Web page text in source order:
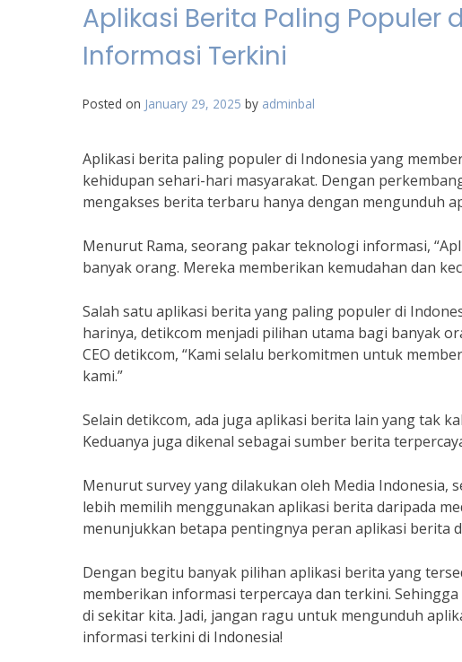
Aplikasi Berita Paling
Informasi Terkini
Posted on January 29, 2025 by adminbal
Aplikasi berita paling populer di Indonesia yang
kehidupan sehari-hari masyarakat. Dengan
mengakses berita terbaru hanya dengan mengunduh
Menurut Rama, seorang pakar teknologi informasi,
banyak orang. Mereka memberikan kemudahan dan
Salah satu aplikasi berita yang paling populer di
harinya, detikcom menjadi pilihan utama bagi banyak
CEO detikcom, “Kami selalu berkomitmen untuk
kami.”
Selain detikcom, ada juga aplikasi berita lain yang tak
Keduanya juga dikenal sebagai sumber berita
Menurut survey yang dilakukan oleh Media Indonesia,
lebih memilih menggunakan aplikasi berita daripada
menunjukkan betapa pentingnya peran aplikasi berita
Dengan begitu banyak pilihan aplikasi berita yang
memberikan informasi terpercaya dan terkini.
di sekitar kita. Jadi, jangan ragu untuk mengunduh
informasi terkini di Indonesia!